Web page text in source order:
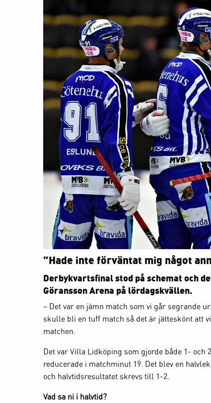
”Hade inte förväntat mig något
Derbykvartsfinal stod på schemat och
Göransson Arena på lördagskvällen.
– Det var en jämn match som vi går segrande
skulle bli en tuff match så det är jätteskönt att
matchen.
Det var Villa Lidköping som gjorde både 1- och
reducerade i matchminut 19. Det blev en
och halvtidsresultatet skrevs till 1-2.
Vad sa ni i halvtid?